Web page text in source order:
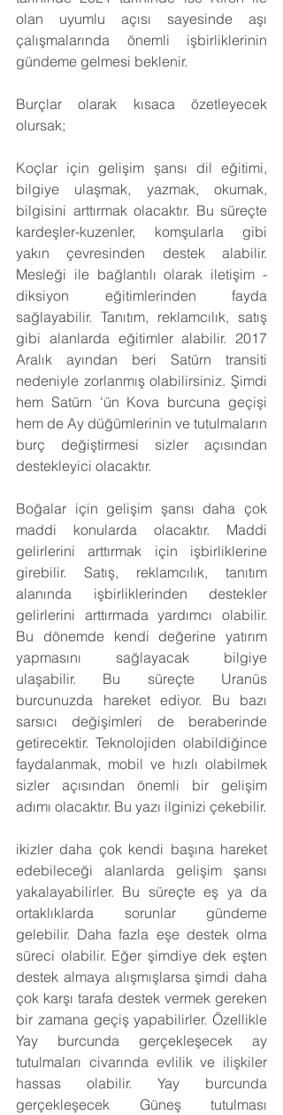
olan uyumlu açısı sayesinde aşı
çalışmalarında önemli işbirliklerinin
gündeme gelmesi beklenir.
Burçlar olarak kısaca özetleyecek
olursak;
Koçlar için gelişim şansı dil eğitimi,
bilgiye ulaşmak, yazmak, okumak,
bilgisini arttırmak olacaktır. Bu süreçte
kardeşler-kuzenler, komşularla gibi
yakın çevresinden destek alabilir.
Mesleği ile bağlantılı olarak iletişim -
diksiyon eğitimlerinden fayda
sağlayabilir. Tanıtım, reklamcılık, satış
gibi alanlarda eğitimler alabilir. 2017
Aralık ayından beri Satürn transiti
nedeniyle zorlanmış olabilirsiniz. Şimdi
hem Satürn 'ün Kova burcuna geçişi
hem de Ay düğümlerinin ve tutulmaların
burç değiştirmesi sizler açısından
destekleyici olacaktır.
Boğalar için gelişim şansı daha çok
maddi konularda olacaktır. Maddi
gelirlerini arttırmak için işbirliklerine
girebilir. Satış, reklamcılık, tanıtım
alanında işbirliklerinden destekler
gelirlerini arttırmada yardımcı olabilir.
Bu dönemde kendi değerine yatırım
yapmasını sağlayacak bilgiye
ulaşabilir. Bu süreçte Uranüs
burcunuzda hareket ediyor. Bu bazı
sarsıcı değişimleri de beraberinde
getirecektir. Teknolojiden olabildiğince
faydalanmak, mobil ve hızlı olabilmek
sizler açısından önemli bir gelişim
adımı olacaktır. Bu yazı ilginizi çekebilir.
ikizler daha çok kendi başına hareket
edebileceği alanlarda gelişim şansı
yakalayabilirler. Bu süreçte eş ya da
ortaklıklarda sorunlar gündeme
gelebilir. Daha fazla eşe destek olma
süreci olabilir. Eğer şimdiye dek eşten
destek almaya alışmışlarsa şimdi daha
çok karşı tarafa destek vermek gereken
bir zamana geçiş yapabilirler. Özellikle
Yay burcunda gerçekleşecek ay
tutulmaları civarında evlilik ve ilişkiler
hassas olabilir. Yay burcunda
gerçekleşecek Güneş tutulması